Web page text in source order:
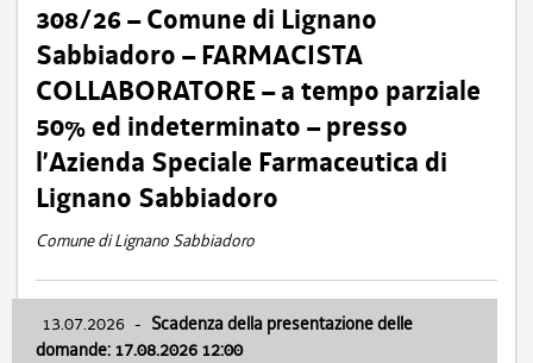
308/26 – Comune di Lignano
Sabbiadoro – FARMACISTA
COLLABORATORE – a tempo parziale
50% ed indeterminato – presso
l’Azienda Speciale Farmaceutica di
Lignano Sabbiadoro
Comune di Lignano Sabbiadoro
13.07.2026 - Scadenza della presentazione delle
domande: 17.08.2026 12:00